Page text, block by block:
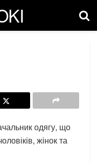
одягу, що
жінок та